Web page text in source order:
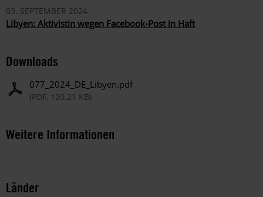
03. SEPTEMBER 2024
Libyen: Aktivistin wegen Facebook-Post in Haft
Downloads
077_2024_DE_Libyen.pdf
(PDF, 120.21 KB)
Weitere Informationen
Länder